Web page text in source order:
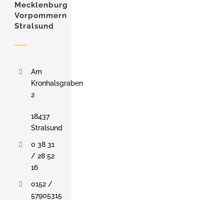
Mecklenburg
Vorpommern
Stralsund
Am
Kronhalsgraben
2
18437
Stralsund
0 38 31
/ 28 52
16
0152 /
57905315